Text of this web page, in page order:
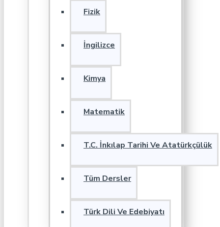
Fizik
İngilizce
Kimya
Matematik
T.C. İnkılap Tarihi Ve Atatürkçülük
Tüm Dersler
Türk Dili Ve Edebiyatı